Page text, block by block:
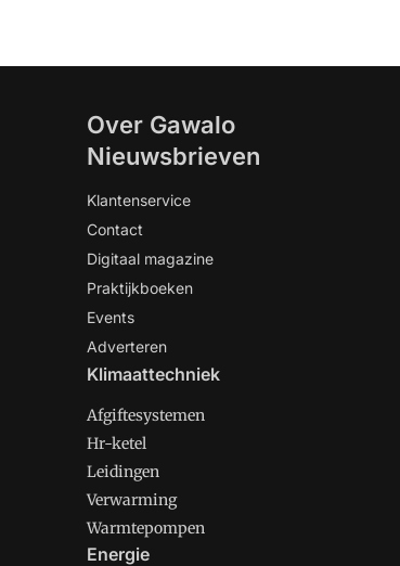
Over Gawalo
Nieuwsbrieven
Klantenservice
Contact
Digitaal magazine
Praktijkboeken
Events
Adverteren
Klimaattechniek
Afgiftesystemen
Hr-ketel
Leidingen
Verwarming
Warmtepompen
Energie